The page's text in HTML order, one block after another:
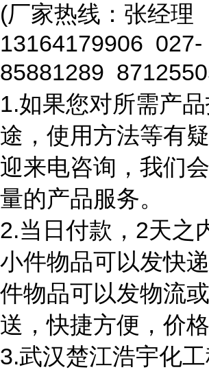
(厂家热线：张经理
13164179906 027-
85881289
1.如果您对所需产
途，使用方法等有
迎来电咨询，我们
量的产品服务。
2.当日付款，2天之
小件物品可以发快
件物品可以发物流
送，快捷方便，价格
3.武汉楚江浩宇化